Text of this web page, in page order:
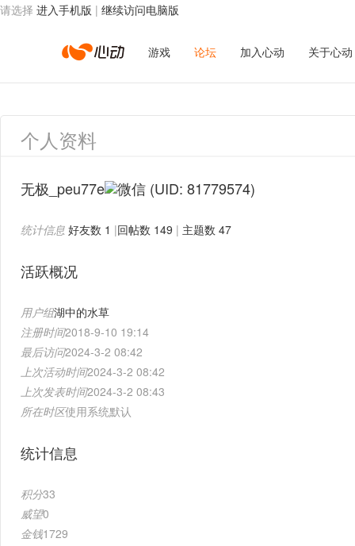
请选择 进入手机版 | 继续访问电脑版
心
动
络
游戏 论坛 加入心动 关于心动
个人资料
无极_peu77e (UID: 81779574)
统计信息 好友数 1 |回帖数 149 | 主题数 47
活跃概况
用户组湖中的水草
注册时间2018-9-10 19:14
最后访问2024-3-2 08:42
上次活动时间2024-3-2 08:42
上次发表时间2024-3-2 08:43
所在时区使用系统默认
统计信息
积分33
威望0
金钱1729